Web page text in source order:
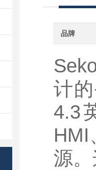
品牌
计
4.3
HMI
源。